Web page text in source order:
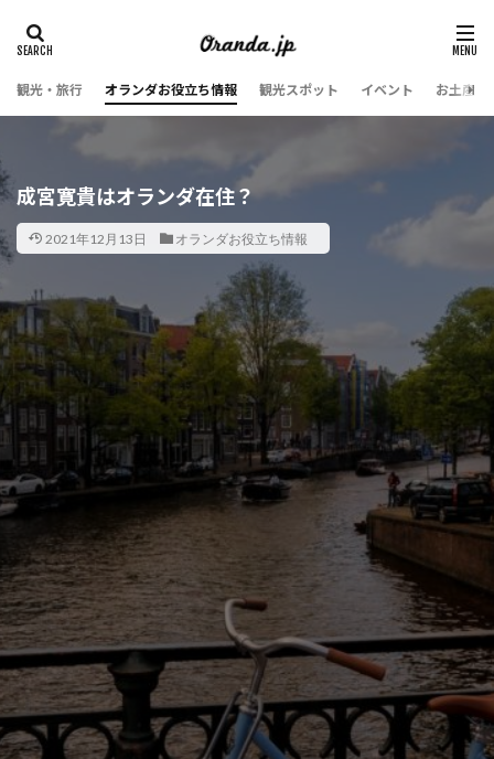
観光・旅行 オランダお役立ち情報 観光スポット イベント お土産・
成宮寛貴はオランダ在住？
2021年12月13日 オランダお役立ち情報